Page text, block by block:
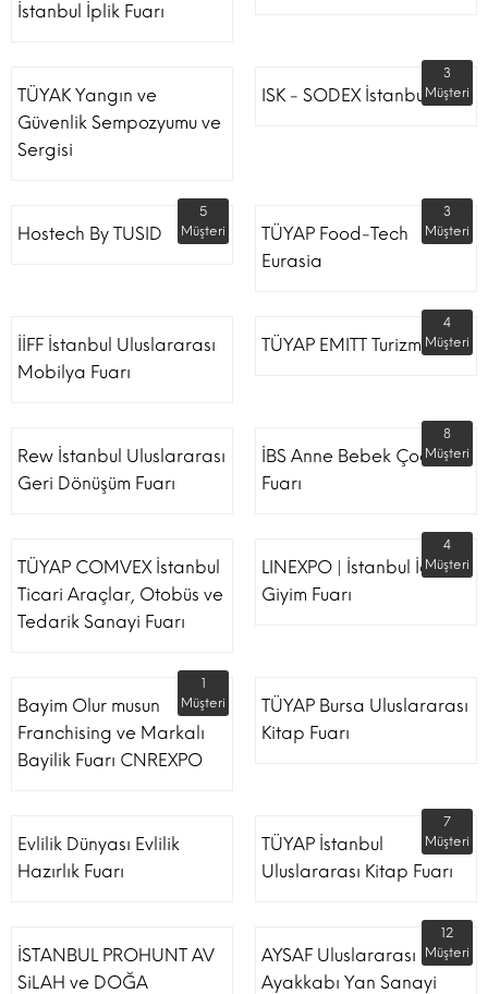
İstanbul İplik Fuarı
TÜYAK Yangın ve
Güvenlik Sempozyumu ve
Sergisi
ISK - SODEX İstanbul
3
Müşteri
Hostech By TUSID
5
Müşteri
TÜYAP Food-Tech
Eurasia
3
Müşteri
İİFF İstanbul Uluslararası
Mobilya Fuarı
TÜYAP EMITT Turizm Fuarı
4
Müşteri
Rew İstanbul Uluslararası
Geri Dönüşüm Fuarı
İBS Anne Bebek Çocuk
Fuarı
8
Müşteri
TÜYAP COMVEX İstanbul
Ticari Araçlar, Otobüs ve
Tedarik Sanayi Fuarı
LINEXPO | İstanbul İç
Giyim Fuarı
4
Müşteri
Bayim Olur musun
Franchising ve Markalı
Bayilik Fuarı CNREXPO
1
Müşteri
TÜYAP Bursa Uluslararası
Kitap Fuarı
Evlilik Dünyası Evlilik
Hazırlık Fuarı
TÜYAP İstanbul
Uluslararası Kitap Fuarı
7
Müşteri
İSTANBUL PROHUNT AV
SiLAH ve DOĞA
AYSAF Uluslararası
Ayakkabı Yan Sanayi
12
Müşteri